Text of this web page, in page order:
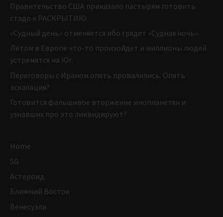
Правительство США приказало пастырям готовить
стадо к РАСКРЫТИЮ.
«Судный день» отменяется ибо грядет «Судная ночь».
Летом в Европе что-то произойдет и миллионы людей
устремятся на Юг.
Переговоры с Ираном опять провалились. Опять
эскалация?
Готовится фальшивое вторжение инопланетян и
узнавших про это ликвидируют?
Home
5G
Астероид
Ближний Восток
Венесуэла